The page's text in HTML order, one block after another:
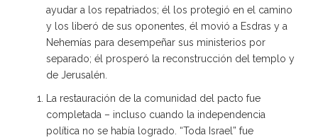
ayudar a los repatriados; él los protegió en el camino
y los liberó de sus oponentes, él movió a Esdras y a
Nehemías para desempeñar sus ministerios por
separado; él prosperó la reconstrucción del templo y
de Jerusalén.
La restauración de la comunidad del pacto fue
completada – incluso cuando la independencia
política no se había logrado. “Toda Israel” fue